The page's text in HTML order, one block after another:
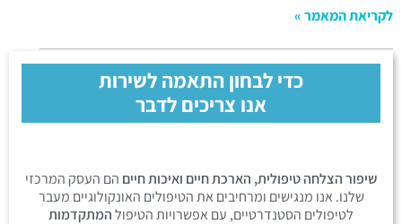
לקריאת המאמר »
כדי לבחון התאמה לשירות
אנו צריכים לדבר
שיפור הצלחה טיפולית, הארכת חיים ואיכות חיים הם העסק המרכזי
שלנו. אנו מנגישים ומרחיבים את הטיפולים האונקולוגיים מעבר
לטיפולים הסטנדרטיים, עם אפשרויות הטיפולהמתקדמות